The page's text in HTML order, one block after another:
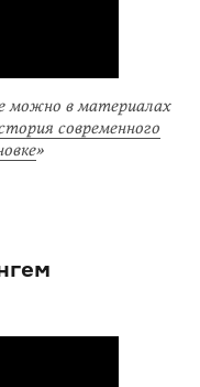
можно в материалах
современного
»